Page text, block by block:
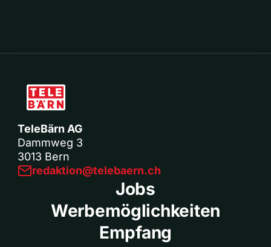
TeleBärn AG
Dammweg 3
3013 Bern
redaktion@telebaern.ch
Jobs
Werbemöglichkeiten
Empfang